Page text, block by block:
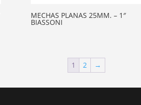
MECHAS PLANAS 25MM. – 1″
BIASSONI
1 2 →